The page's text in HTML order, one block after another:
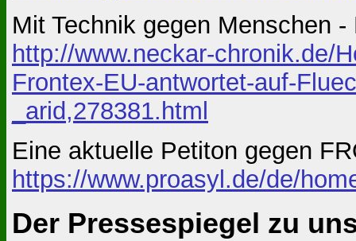
Mit Technik gegen Menschen
http://www.neckar-chronik.de/
Frontex-EU-antwortet-auf-
_arid,278381.html
Eine aktuelle Petiton gegen
https://www.proasyl.de/de/
Der Pressespiegel zu